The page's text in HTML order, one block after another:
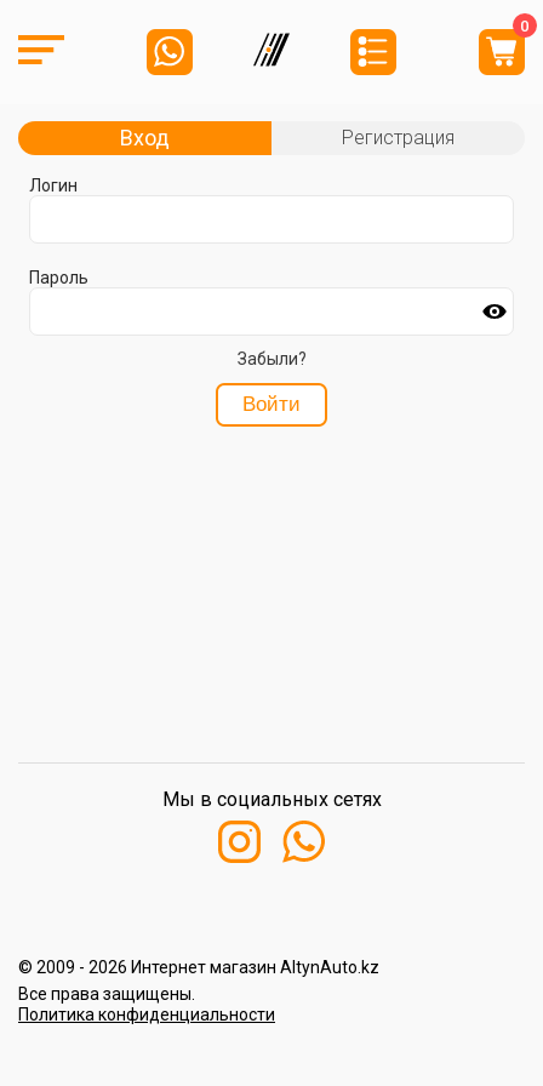
0
Вход Регистрация
Логин
Пароль
Забыли?
Войти
© 2009 - 2026 Интернет магазин AltynAuto.kz
Все права защищены.
Политика конфиденциальности
Мы в социальных сетях